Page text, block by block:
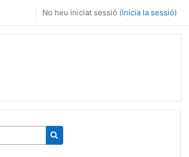
No heu iniciat sessió (Inicia la sessió)
Cerca cursos